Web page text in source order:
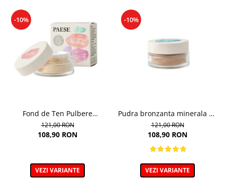
-10%
Fond de Ten Pulbere
Iluminator 7g
121,00 RON
108,90 RON
VEZI VARIANTE
-10%
Pudra bronzanta minerala 6g
- 400N - Mineral Bronzer
121,00 RON
108,90 RON
VEZI VARIANTE